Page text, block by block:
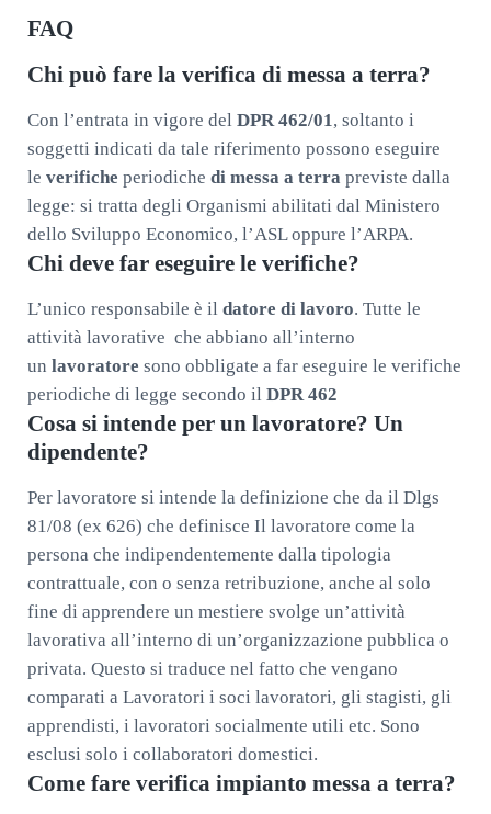
FAQ
Chi può fare la verifica di messa a terra?
Con l’entrata in vigore del DPR 462/01, soltanto i
soggetti indicati da tale riferimento possono eseguire
le verifiche periodiche di messa a terrapreviste dalla
legge: si tratta degli Organismi abilitati dal Ministero
dello Sviluppo Economico, l’ASL oppure l’ARPA.
Chi deve far eseguire le verifiche?
L’unico responsabile è il datore di lavoro. Tutte le
attività lavorative che abbiano all’interno
un lavoratore sono obbligate a far eseguire le verifiche
periodiche di legge secondo il DPR 462
Cosa si intende per un lavoratore? Un
dipendente?
Per lavoratore si intende la definizione che da il Dlgs
81/08 (ex 626) che definisce Il lavoratore come la
persona che indipendentemente dalla tipologia
contrattuale, con o senza retribuzione, anche al solo
fine di apprendere un mestiere svolge un’attività
lavorativa all’interno di un’organizzazione pubblica o
privata. Questo si traduce nel fatto che vengano
comparati a Lavoratori i soci lavoratori, gli stagisti, gli
apprendisti, i lavoratori socialmente utili etc. Sono
esclusi solo i collaboratori domestici.
Come fare verifica impianto messa a terra?